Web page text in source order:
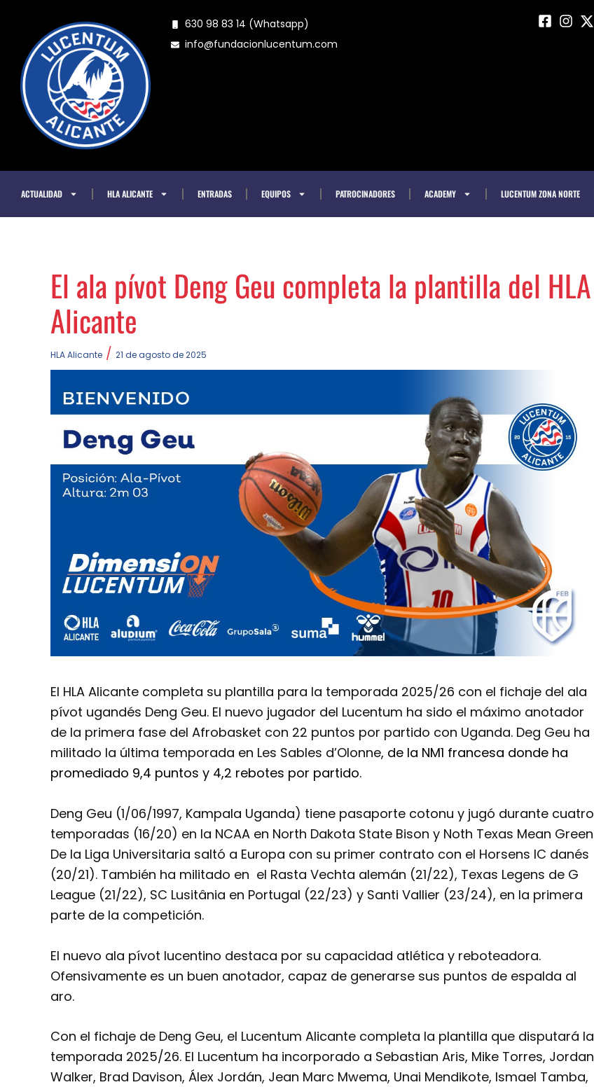
contenido
630 98 83 14 (Whatsapp)
info@fundacionlucentum.com
ACTUALIDAD HLA ALICANTE ENTRADAS EQUIPOS PATROCINADORES ACADEMY LUCENTUM ZONA NORTE
El ala pívot Deng Geu completa la plantilla del HLA
Alicante
HLA Alicante / 21 de agosto de 2025
El HLA Alicante completa su plantilla para la temporada 2025/26 con el fichaje del ala
pívot ugandés Deng Geu. El nuevo jugador del Lucentum ha sido el máximo anotador
de la primera fase del Afrobasket con 22 puntos por partido con Uganda. Deg Geu ha
militado la última temporada en Les Sables d’Olonne, de la NM1 francesa donde ha
promediado 9,4 puntos y 4,2 rebotes por partido.
Deng Geu (1/06/1997, Kampala Uganda) tiene pasaporte cotonu y jugó durante cuatro
temporadas (16/20) en la NCAA en North Dakota State Bison y Noth Texas Mean
De la Liga Universitaria saltó a Europa con su primer contrato con el Horsens IC danés
(20/21). También ha militado en el Rasta Vechta alemán (21/22), Texas Legens de G
League (21/22), SC Lusitânia en Portugal (22/23) y Santi Vallier (23/24), en la primera
parte de la competición.
El nuevo ala pívot lucentino destaca por su capacidad atlética y reboteadora.
Ofensivamente es un buen anotador, capaz de generarse sus puntos de espalda al
aro.
Con el fichaje de Deng Geu, el Lucentum Alicante completa la plantilla que disputará la
temporada 2025/26. El Lucentum ha incorporado a Sebastian Aris, Mike Torres, Jordan
Walker, Brad Davison, Álex Jordán, Jean Marc Mwema, Unai Mendikote, Ismael Tamba,